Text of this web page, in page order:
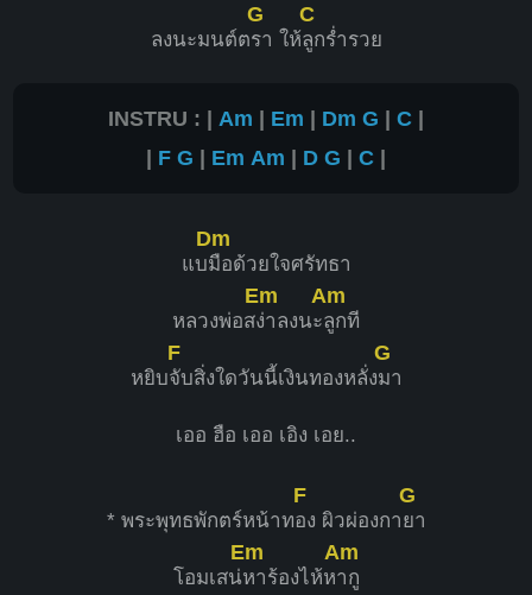
ลงนะมนต์ต
G
รา ให้
C
ลูกร่ำรวย
INSTRU : | Am | Em | Dm G | C |
| F G | Em Am | D G | C |
แบ
Dm
มือด้วยใจศรัทธา
หลวงพ่อส
Em
ง่าลงนะ
Am
ลูกที
หยิบ
F
จับสิ่งใดวันนี้เงินทองหลั่ง
G
มา
เออ ฮือ เออ เอิง เอย..
* พระพุทธพักตร์หน้าท
F
อง ผิวผ่องกา
G
ยา
โอมเสน่
Em
หาร้องไห้ห
Am
ากู